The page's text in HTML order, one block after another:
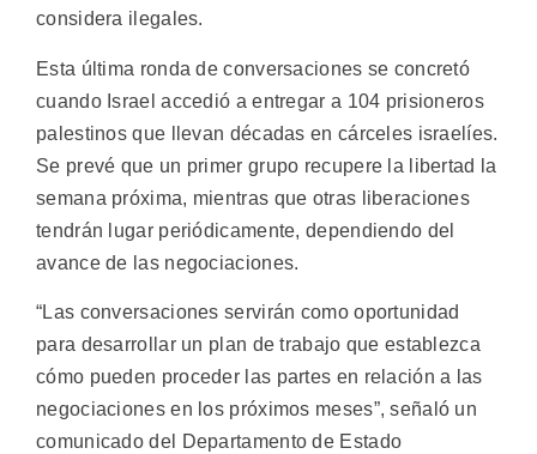
considera ilegales.
Esta última ronda de conversaciones se concretó
cuando Israel accedió a entregar a 104 prisioneros
palestinos que llevan décadas en cárceles israelíes.
Se prevé que un primer grupo recupere la libertad la
semana próxima, mientras que otras liberaciones
tendrán lugar periódicamente, dependiendo del
avance de las negociaciones.
“Las conversaciones servirán como oportunidad
para desarrollar un plan de trabajo que establezca
cómo pueden proceder las partes en relación a las
negociaciones en los próximos meses”, señaló un
comunicado del Departamento de Estado